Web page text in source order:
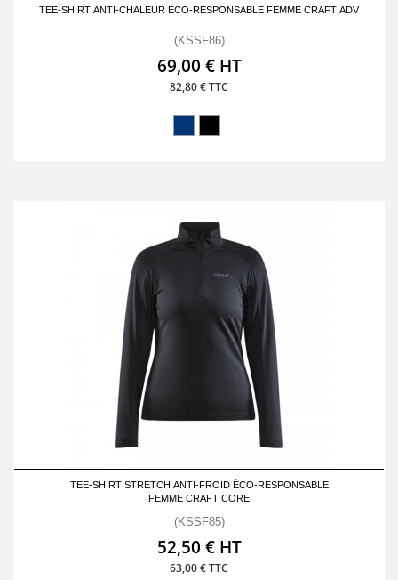
TEE-SHIRT ANTI-CHALEUR ÉCO-RESPONSABLE FEMME CRAFT ADV
(KSSF86)
69,00 € HT
82,80 € TTC
TEE-SHIRT STRETCH ANTI-FROID ÉCO-RESPONSABLE
FEMME CRAFT CORE
(KSSF85)
52,50 € HT
63,00 € TTC